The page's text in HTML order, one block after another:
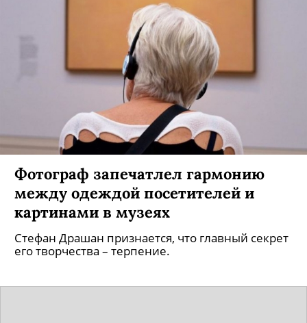
Фотограф запечатлел гармонию
между одеждой посетителей и
картинами в музеях
Стефан Драшан признается, что главный секрет
его творчества – терпение.